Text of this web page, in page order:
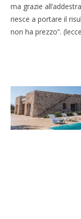
ma grazie
riesce a portare il
non ha prezzo”.